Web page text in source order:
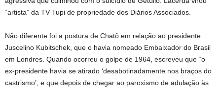
“artista” da TV Tupi de propriedade dos Diários Associados.
Não diferente foi a postura de Chatô em relação ao presidente
Juscelino Kubitschek, que o havia nomeado Embaixador do Brasil
em Londres. Quando ocorreu o golpe de 1964, escreveu que “o
ex-presidente havia se atirado ‘desabotinadamente nos braços do
castrismo’, e que depois de chegar ao paroxismo de adulação às